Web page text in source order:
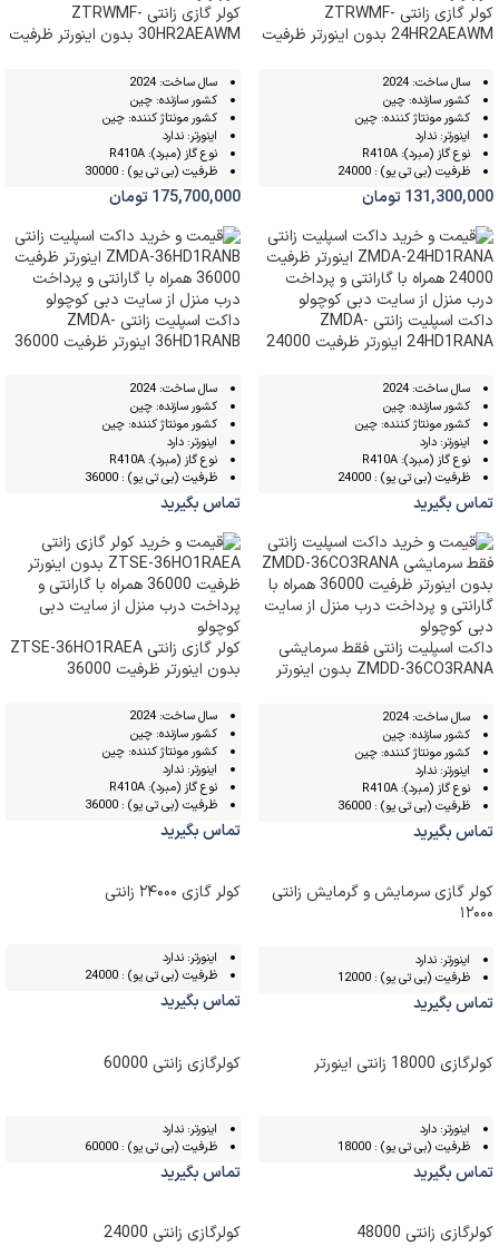
کولر گازی زانتی ZTRWMF-
24HR2AEAWM بدون اینورتر ظرفیت
سال ساخت: 2024
کشور سازنده: چین
کشور مونتاژ کننده: چین
اینورتر: ندارد
نوع گاز (مبرد): R410A
ظرفیت (بی تی یو) : 24000
131,300,000تومان
کولر گازی زانتی ZTRWMF-
30HR2AEAWM بدون اینورتر ظرفیت
سال ساخت: 2024
کشور سازنده: چین
کشور مونتاژ کننده: چین
اینورتر: ندارد
نوع گاز (مبرد): R410A
ظرفیت (بی تی یو) : 30000
175,700,000تومان
داکت اسپلیت زانتی ZMDA-
24HD1RANA اینورتر ظرفیت 24000
سال ساخت: 2024
کشور سازنده: چین
کشور مونتاژ کننده: چین
اینورتر: دارد
نوع گاز (مبرد): R410A
ظرفیت (بی تی یو) : 24000
تماس بگیرید
داکت اسپلیت زانتی ZMDA-
36HD1RANB اینورتر ظرفیت 36000
سال ساخت: 2024
کشور سازنده: چین
کشور مونتاژ کننده: چین
اینورتر: دارد
نوع گاز (مبرد): R410A
ظرفیت (بی تی یو) : 36000
تماس بگیرید
داکت اسپلیت زانتی فقط سرمایشی
ZMDD-36CO3RANA بدون اینورتر
سال ساخت: 2024
کشور سازنده: چین
کشور مونتاژ کننده: چین
اینورتر: ندارد
نوع گاز (مبرد): R410A
ظرفیت (بی تی یو) : 36000
تماس بگیرید
کولر گازی زانتی ZTSE-36HO1RAEA
بدون اینورتر ظرفیت 36000
سال ساخت: 2024
کشور سازنده: چین
کشور مونتاژ کننده: چین
اینورتر: ندارد
نوع گاز (مبرد): R410A
ظرفیت (بی تی یو) : 36000
تماس بگیرید
کولر گازی سرمایش و گرمایش زانتی
۱۲۰۰۰
اینورتر: ندارد
ظرفیت (بی تی یو) : 12000
تماس بگیرید
کولر گازی ۲۴۰۰۰ زانتی
اینورتر: ندارد
ظرفیت (بی تی یو) : 24000
تماس بگیرید
کولرگازی 18000 زانتی اینورتر
اینورتر: دارد
ظرفیت (بی تی یو) : 18000
تماس بگیرید
کولرگازی زانتی 60000
اینورتر: ندارد
ظرفیت (بی تی یو) : 60000
تماس بگیرید
کولرگازی زانتی 48000 کولرگازی زانتی 24000